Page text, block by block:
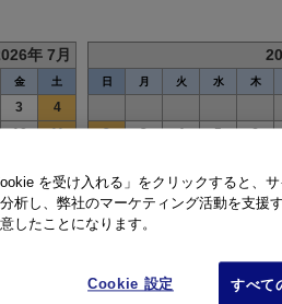
年 7月
金 土
3
4
10
11
24
25
31
日 月 火 水 木
2 3 4 5
6
16
17 18 19
20
23
24 25 26
27
のみ営業となります。電話窓口 は休業日
を受け入れる」をクリックすると、
析し、弊社のマーケティング活動を支援
したことになります。
Cookie 設定 すべて